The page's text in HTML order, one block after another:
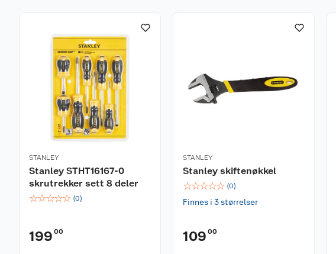
STANLEY
Stanley STHT16167-0
skrutrekker sett 8 deler
☆☆☆☆☆ (0)
199 00
STANLEY
Stanley skiftenøkkel
☆☆☆☆☆ (0)
Finnes i 3 størrelser
109 00